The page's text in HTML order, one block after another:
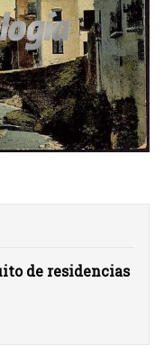
de residencias